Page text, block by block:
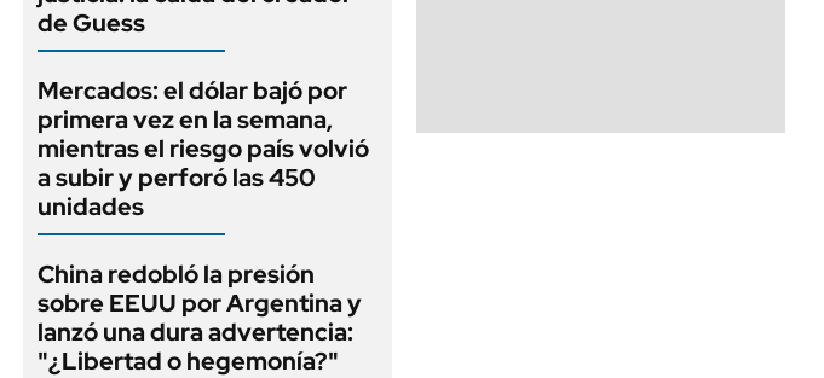
de Guess
Mercados: el dólar bajó por
primera vez en la semana,
mientras el riesgo país volvió
a subir y perforó las 450
unidades
China redobló la presión
sobre EEUU por Argentina y
lanzó una dura advertencia:
"¿Libertad o hegemonía?"